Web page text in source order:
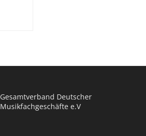
Gesamtverband Deutscher
Musikfachgeschäfte e.V